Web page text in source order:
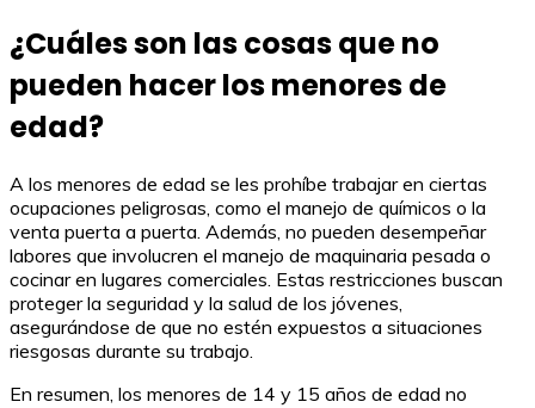
¿Cuáles son las cosas que no
pueden hacer los menores de
edad?
A los menores de edad se les prohíbe trabajar en ciertas
ocupaciones peligrosas, como el manejo de químicos o la
venta puerta a puerta. Además, no pueden desempeñar
labores que involucren el manejo de maquinaria pesada o
cocinar en lugares comerciales. Estas restricciones buscan
proteger la seguridad y la salud de los jóvenes,
asegurándose de que no estén expuestos a situaciones
riesgosas durante su trabajo.
En resumen, los menores de 14 y 15 años de edad no